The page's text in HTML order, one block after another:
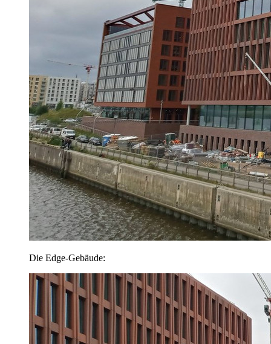
Die Edge-Gebäude: